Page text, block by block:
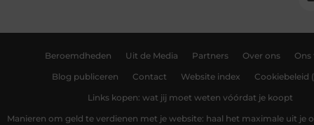
Beroemdheden Uit de Media Partners Over ons Ons
Blog publiceren Contact Website index Cookiebeleid
Links kopen: wat jij moet weten vóórdat je koopt
Manieren om geld te verdienen met je website: haal het maximale uit je